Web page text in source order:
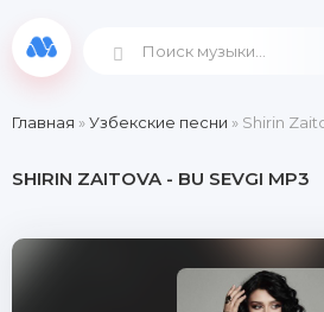
Главная »Узбекские песни » Shirin
SHIRIN ZAITOVA - BU SEVGI MP3